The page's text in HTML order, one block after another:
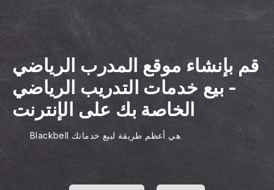
قم بإنشاء موقع المدرب الرياضي
- بيع خدمات التدريب الرياضي
الخاصة بك على الإنترنت
Blackbell هي أعظم طريقة لبيع خدماتك